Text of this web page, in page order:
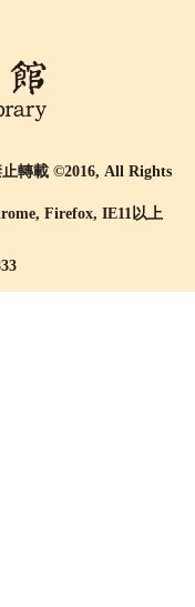
轉載 ©2016, All Rights
Firefox, IE11以上